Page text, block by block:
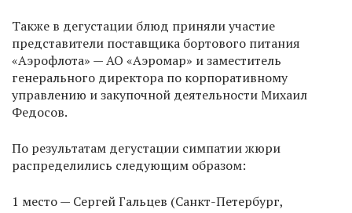
Также в дегустации блюд приняли участие
представители поставщика бортового питания
«Аэрофлота» — АО «Аэромар» и заместитель
генерального директора по корпоративному
управлению и закупочной деятельности Михаил
Федосов.
По результатам дегустации симпатии жюри
распределились следующим образом:
1 место — Сергей Гальцев (Санкт-Петербург,